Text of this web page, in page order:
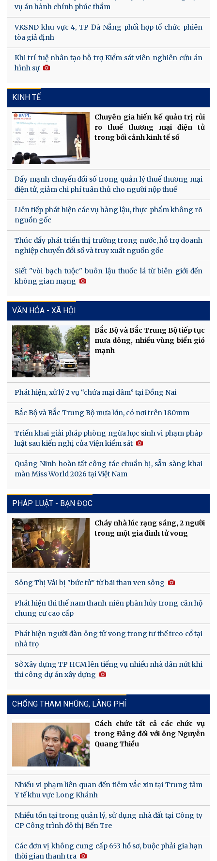
vụ án hành chính phúc thẩm
VKSND khu vực 4, TP Đà Nẵng phối hợp tổ chức phiên
tòa giả định
Khi trí tuệ nhân tạo hỗ trợ Kiểm sát viên nghiên cứu án
hình sự
KINH TẾ
Chuyên gia hiến kế quản trị rủi
ro thuế thương mại điện tử
trong bối cảnh kinh tế số
Đẩy mạnh chuyển đổi số trong quản lý thuế thương mại
điện tử, giảm chi phí tuân thủ cho người nộp thuế
Liên tiếp phát hiện các vụ hàng lậu, thực phẩm không rõ
nguồn gốc
Thúc đẩy phát triển thị trường trong nước, hỗ trợ doanh
nghiệp chuyển đổi số và truy xuất nguồn gốc
Siết "vòi bạch tuộc" buôn lậu thuốc lá từ biên giới đến
không gian mạng
VĂN HÓA - XÃ HỘI
Bắc Bộ và Bắc Trung Bộ tiếp tục
mưa dông, nhiều vùng biển gió
mạnh
Phát hiện, xử lý 2 vụ “chứa mại dâm” tại Đồng Nai
Bắc Bộ và Bắc Trung Bộ mưa lớn, có nơi trên 180mm
Triển khai giải pháp phòng ngừa học sinh vi phạm pháp
luật sau kiến nghị của Viện kiểm sát
Quảng Ninh hoàn tất công tác chuẩn bị, sẵn sàng khai
màn Miss World 2026 tại Việt Nam
PHÁP LUẬT - BẠN ĐỌC
Cháy nhà lúc rạng sáng, 2 người
trong một gia đình tử vong
Sông Thị Vải bị "bức tử" từ bãi than ven sông
Phát hiện thi thể nam thanh niên phân hủy trong căn hộ
chung cư cao cấp
Phát hiện người đàn ông tử vong trong tư thế treo cổ tại
nhà trọ
Sở Xây dựng TP HCM lên tiếng vụ nhiều nhà dân nứt khi
thi công dự án xây dựng
CHỐNG THAM NHŨNG, LÃNG PHÍ
Cách chức tất cả các chức vụ
trong Đảng đối với ông Nguyễn
Quang Thiều
Nhiều vi phạm liên quan đến tiêm vắc xin tại Trung tâm
Y tế khu vực Long Khánh
Nhiều tồn tại trong quản lý, sử dụng nhà đất tại Công ty
CP Công trình đô thị Bến Tre
Các đơn vị không cung cấp 653 hồ sơ, buộc phải gia hạn
thời gian thanh tra